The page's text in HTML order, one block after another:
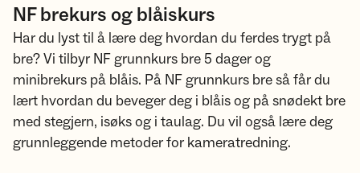
NF brekurs og blåiskurs
Har du lyst til å lære deg hvordan du ferdes trygt på
bre? Vi tilbyr NF grunnkurs bre 5 dager og
minibrekurs på blåis. På NF grunnkurs bre så får du
lært hvordan du beveger deg i blåis og på snødekt bre
med stegjern, isøks og i taulag. Du vil også lære deg
grunnleggende metoder for kameratredning.